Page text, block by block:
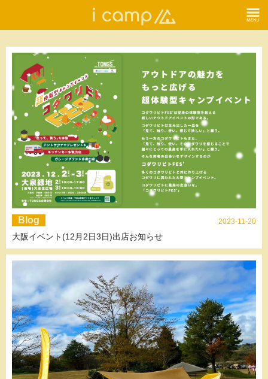
Blog 2023-11-20
大阪イベント(12月2日3日)出店お知らせ